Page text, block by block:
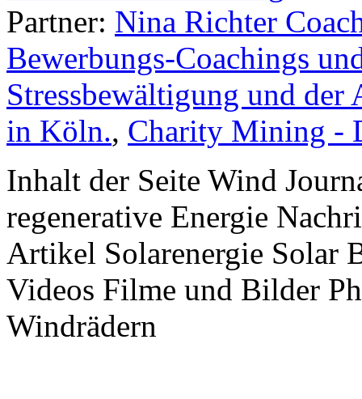
Partner: Nina Richter
Bewerbungs-Coachings
Stressbewältigung und
in Köln., Charity Mining -
Inhalt der Seite Wind
regenerative Energie
Artikel Solarenergie Solar
Videos Filme und Bilder
Windrädern